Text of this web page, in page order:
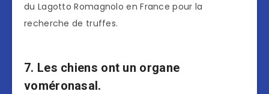
du Lagotto Romagnolo en France pour la
recherche de truffes.
7. Les chiens ont un organe
voméronasal.